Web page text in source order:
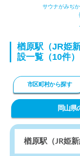
サウナがみぢ
楢原駅（JR姫
設一覧（10件）
市区町村から探す
岡山県